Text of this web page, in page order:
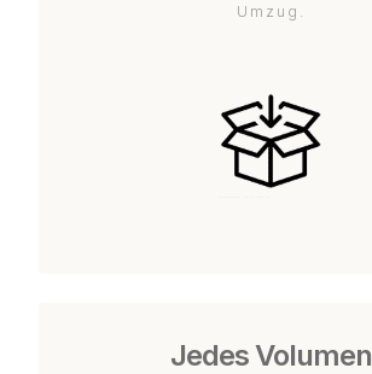
Umzug.
Jedes Volumen